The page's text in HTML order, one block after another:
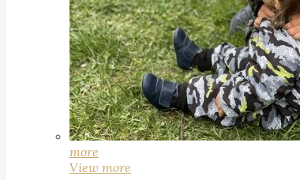
more
View more